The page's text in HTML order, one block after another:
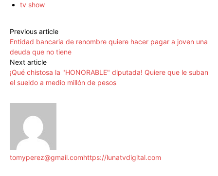
tv show
Previous article
Entidad bancaria de renombre quiere hacer pagar a joven una
deuda que no tiene
Next article
¡Qué chistosa la "HONORABLE" diputada! Quiere que le suban
el sueldo a medio millón de pesos
tomyperez@gmail.comhttps://lunatvdigital.com